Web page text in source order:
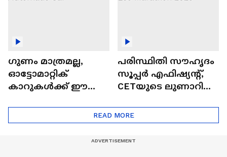
ഗുണം മാത്രമല്ല,
ഓട്ടോമാറ്റിക്
കാറുകൾക്ക് ഈ
പരിസ്ഥിതി സൗഹൃദം
സൂപ്പർ എഫിഷ്യന്റ്,
CETയുടെ ലുണാറിസ്
Eco Marathon 2025
READ MORE